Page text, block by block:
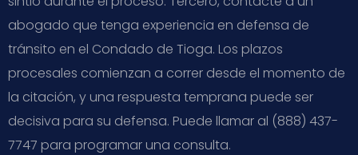
abogado que tenga experiencia en defensa de
tránsito en el Condado de Tioga. Los plazos
procesales comienzan a correr desde el momento de
la citación, y una respuesta temprana puede ser
decisiva para su defensa. Puede llamar al (888) 437-
7747 para programar una consulta.